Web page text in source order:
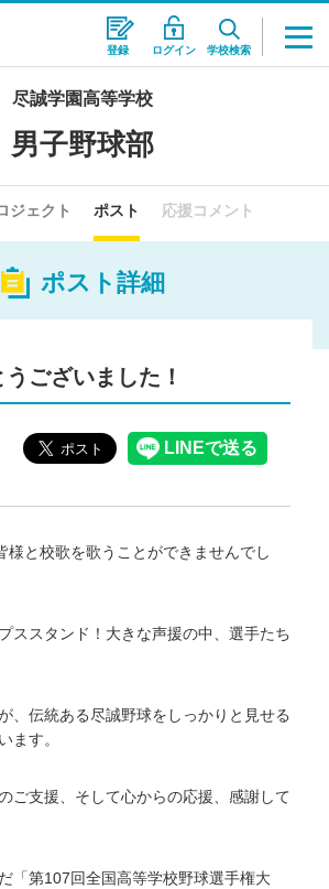
登録 ログイン 学校検索
尽誠学園高等学校
男子野球部
ジェクト ポスト 応援コメント
ポスト詳細
ございました！
様と校歌を歌うことができませんでし
ススタンド！大きな声援の中、選手たち
、伝統ある尽誠野球をしっかりと見せる
ます。
ご支援、そして心からの応援、感謝して
「第107回全国高等学校野球選手権大